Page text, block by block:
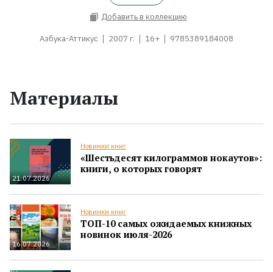
Добавить в коллекцию
Азбука-Аттикус 2007 г. 16+ 9785389184008
Материалы
21.07.2026
Новинки книг
«Шестьдесят килограммов нокаутов»:
книги, о которых говорят
16.07.2026
Новинки книг
ТОП-10 самых ожидаемых книжных
новинок июля-2026